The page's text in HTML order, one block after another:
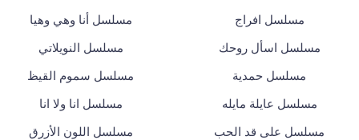
مسلسل افراج مسلسل أنا وهي وهيا
مسلسل اسأل روحك مسلسل النويلاتي
مسلسل حمدية مسلسل سموم القيظ
مسلسل عايلة مايله مسلسل انا ولا انا
مسلسل على قد الحب مسلسل اللون الأزرق